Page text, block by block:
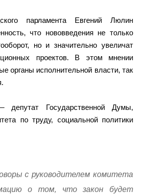
парламента Евгений Люлин
что нововведения не только
но и значительно увеличат
проектов. В этом мнении
органы исполнительной власти, так
Государственной Думы,
по труду, социальной политики
с руководителем комитета
о том, что закон будет